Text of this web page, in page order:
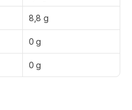
8,8 g
0 g
0 g